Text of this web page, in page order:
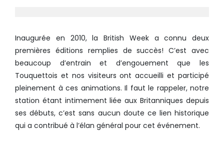
Inaugurée en 2010, la British Week a connu deux
premières éditions remplies de succès! C’est avec
beaucoup d’entrain et d’engouement que les
Touquettois et nos visiteurs ont accueilli et participé
pleinement à ces animations. Il faut le rappeler, notre
station étant intimement liée aux Britanniques depuis
ses débuts, c’est sans aucun doute ce lien historique
qui a contribué à l’élan général pour cet événement.